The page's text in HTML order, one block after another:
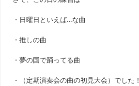
・日曜日といえば…な曲
・推しの曲
・夢の国で踊ってる曲
・（定期演奏会の曲の初見大会）でした！